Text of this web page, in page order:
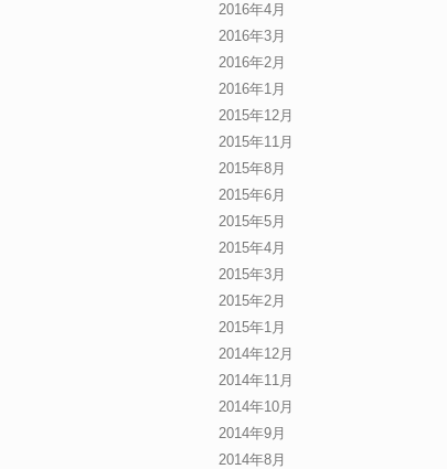
2016年4月
2016年3月
2016年2月
2016年1月
2015年12月
2015年11月
2015年8月
2015年6月
2015年5月
2015年4月
2015年3月
2015年2月
2015年1月
2014年12月
2014年11月
2014年10月
2014年9月
2014年8月